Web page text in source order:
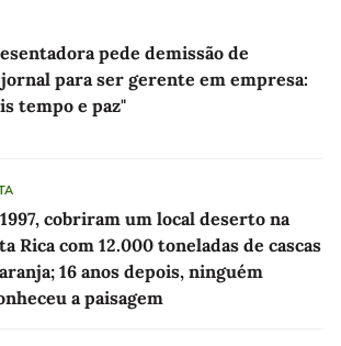
pede demissão de
para ser gerente em empresa:
tempo e paz"
cobriram um local deserto na
Rica com 12.000 toneladas de cascas
16 anos depois, ninguém
a paisagem